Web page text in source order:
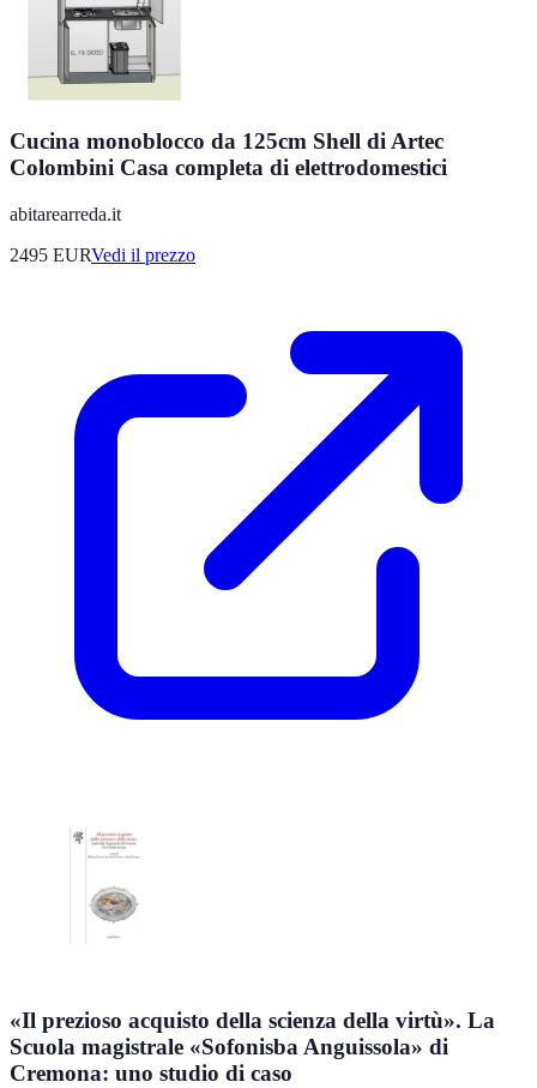
Cucina monoblocco da 125cm Shell di Artec
Colombini Casa completa di elettrodomestici
abitarearreda.it
2495 EURVedi il prezzo
«Il prezioso acquisto della scienza della virtù». La
Scuola magistrale «Sofonisba Anguissola» di
Cremona: uno studio di caso